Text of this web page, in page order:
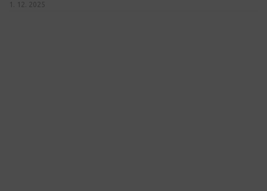
1. 12. 2025